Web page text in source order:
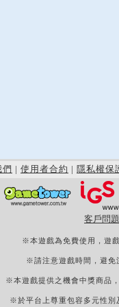
們 | 使用者合約 | 隱私權保
客戶問
※本遊戲為免費使用，遊
※請注意遊戲時間，避免
※本遊戲提供之機會中獎商品
※於平台上尊重包容多元性別